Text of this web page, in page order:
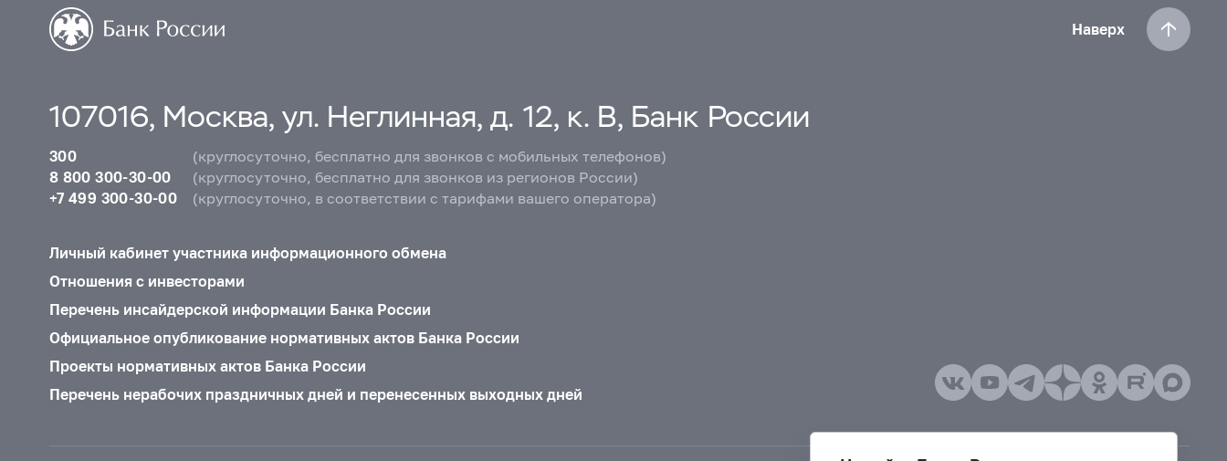
Наверх
107016, Москва, ул. Неглинная, д. 12, к. В, Банк России
300
(круглосуточно, бесплатно для звонков с мобильных телефонов)
8 800 300-30-00
(круглосуточно, бесплатно для звонков из регионов России)
+7 499 300-30-00
(круглосуточно, в соответствии с тарифами вашего оператора)
Личный кабинет участника информационного обмена
Отношения с инвесторами
Перечень инсайдерской информации Банка России
Официальное опубликование нормативных актов Банка России
Проекты нормативных актов Банка России
Перечень нерабочих праздничных дней и перенесенных выходных дней